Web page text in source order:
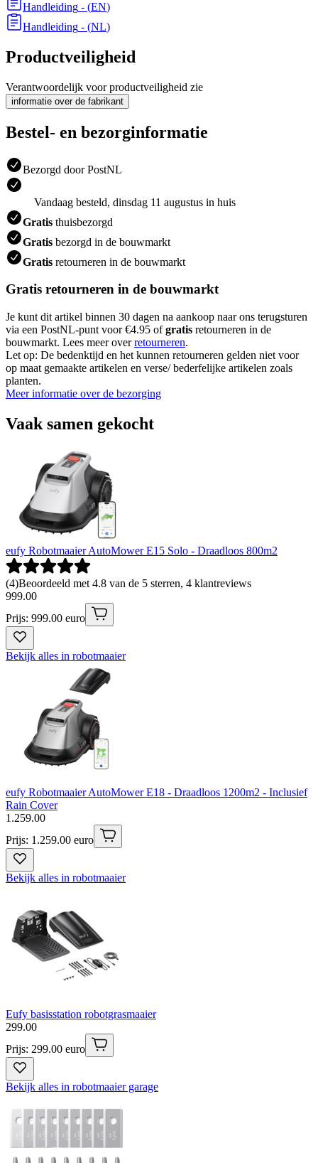
Handleiding - (EN)
Handleiding - (NL)
Productveiligheid
Verantwoordelijk voor productveiligheid zie
informatie over de fabrikant
Bestel- en bezorginformatie
Bezorgd door PostNL
Vandaag besteld, dinsdag 11 augustus in huis
Gratis thuisbezorgd
Gratis bezorgd in de bouwmarkt
Gratis retourneren in de bouwmarkt
Gratis retourneren in de bouwmarkt
Je kunt dit artikel binnen 30 dagen na aankoop naar ons terugsturen
via een PostNL-punt voor €4.95 ofgratis retourneren in de
bouwmarkt. Lees meer overretourneren.
Let op: De bedenktijd en het kunnen retourneren gelden niet voor
op maat gemaakte artikelen en verse/ bederfelijke artikelen zoals
planten.
Meer informatie over de bezorging
Vaak samen gekocht
eufy Robotmaaier AutoMower E15 Solo - Draadloos 800m2
(4)Beoordeeld met 4.8 van de 5 sterren, 4 klantreviews
999.00
Prijs: 999.00 euro
Bekijk alles in robotmaaier
eufy Robotmaaier AutoMower E18 - Draadloos 1200m2 - Inclusief
Rain Cover
1 .259.00
Prijs: 1.259.00 euro
Bekijk alles in robotmaaier
Eufy basisstation robotgrasmaaier
299.00
Prijs: 299.00 euro
Bekijk alles in robotmaaier garage